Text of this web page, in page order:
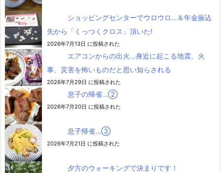
ショッピングセンターでウロウロ…＆年金振込
先から「くっつくクロス」頂いた!
2026年7月13日 に投稿された
エアコンからの出火…身近に起こる地震、火
事、災害を怖いものだと思い知らされる
2026年7月29日 に投稿された
息子の帰省…②
2026年7月20日 に投稿された
息子帰省…③
2026年7月21日 に投稿された
夕方のウォーキングで決まりです！